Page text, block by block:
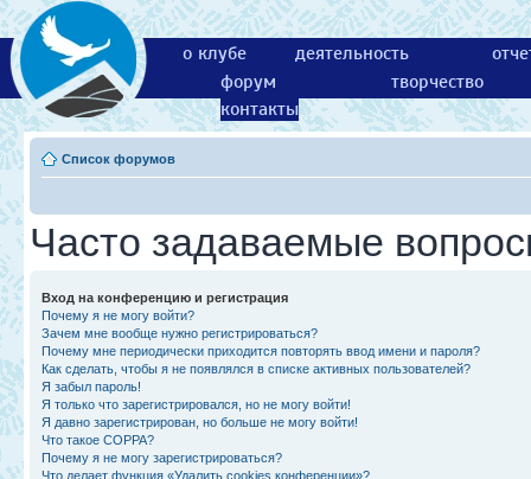
о клубе деятельность
форум
творчество
контакты
Список форумов
Часто задаваемые
Вход на конференцию и регистрация
Почему я не могу войти?
Зачем мне вообще нужно регистрироваться?
Почему мне периодически приходится повторять ввод имени и пароля?
Как сделать, чтобы я не появлялся в списке активных пользователей?
Я забыл пароль!
Я только что зарегистрировался, но не могу войти!
Я давно зарегистрирован, но больше не могу войти!
Что такое COPPA?
Почему я не могу зарегистрироваться?
Что делает функция «Удалить cookies конференции»?